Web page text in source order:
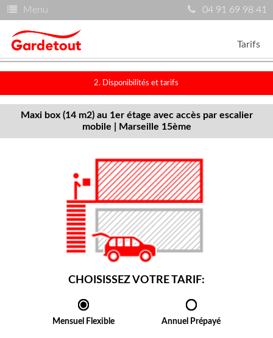
Menu 04 91 69 98 41
Tarifs
2. Disponibilités et tarifs
Maxi box (14 m2) au 1er étage avec accès par escalier
mobile | Marseille 15ème
CHOISISSEZ VOTRE TARIF:
Mensuel Flexible Annuel Prépayé